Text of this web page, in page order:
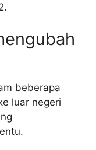
beberapa
luar negeri